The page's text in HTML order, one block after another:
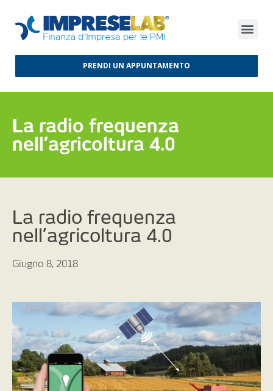
PRENDI UN APPUNTAMENTO
La radio frequenza
nell’agricoltura 4.0
La radio frequenza
nell’agricoltura 4.0
Giugno 8, 2018